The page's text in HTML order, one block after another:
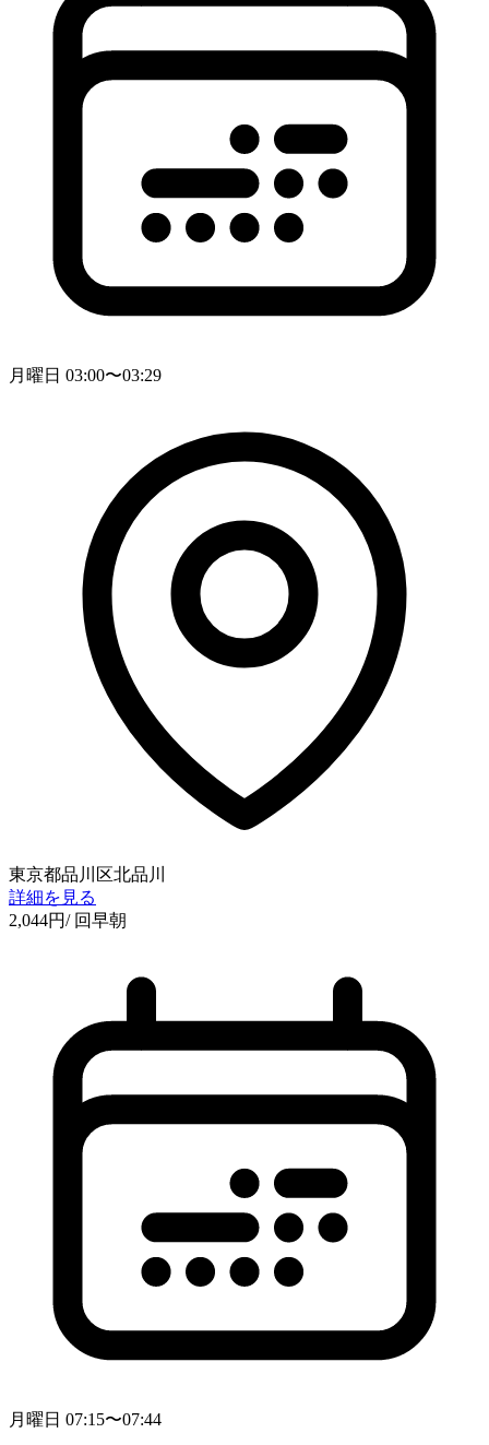
月曜日 03:00〜03:29
東京都品川区北品川
詳細を見る
2,044円/ 回早朝
月曜日 07:15〜07:44